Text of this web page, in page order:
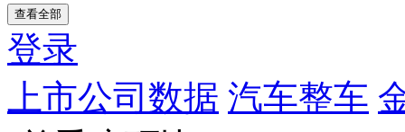
查看全部
登录
上市公司数据 汽车整车